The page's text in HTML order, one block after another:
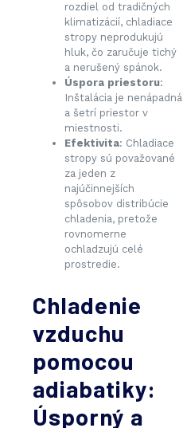
rozdiel od tradičných
klimatizácií, chladiace
stropy neprodukujú
hluk, čo zaručuje tichý
a nerušený spánok.
Úspora priestoru:
Inštalácia je nenápadná
a šetrí priestor v
miestnosti.
Efektivita: Chladiace
stropy sú považované
za jeden z
najúčinnejších
spôsobov distribúcie
chladenia, pretože
rovnomerne
ochladzujú celé
prostredie.
Chladenie
vzduchu
pomocou
adiabatiky:
Úsporný a